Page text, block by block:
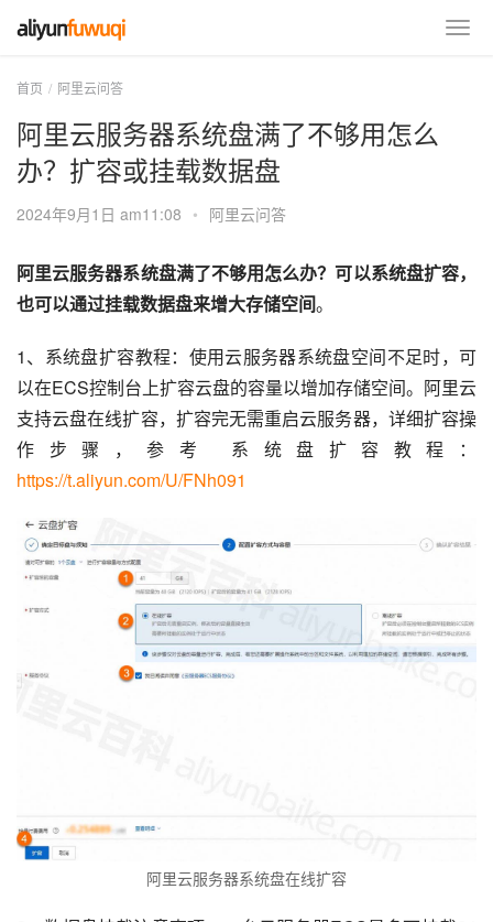
首页 阿里云问答
阿里云服务器系统盘满了不够用怎么
办？扩容或挂载数据盘
2024年9月1日 am11:08 • 阿里云问答
阿里云服务器系统盘满了不够用怎么办？可以系统盘扩容，
也可以通过挂载数据盘来增大存储空间。
1、系统盘扩容教程：使用云服务器系统盘空间不足时，可
以在ECS控制台上扩容云盘的容量以增加存储空间。阿里云
支持云盘在线扩容，扩容完无需重启云服务器，详细扩容操
作步骤，参考 系统盘扩容教程：
https://t.aliyun.com/U/FNh091
阿里云服务器系统盘在线扩容